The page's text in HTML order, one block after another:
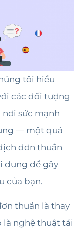
tôi hiểu
các đối tượng
sức mạnh
— một quá
đơn thuần
dung để gây
của bạn.
thuần là thay
là nghệ thuật tái